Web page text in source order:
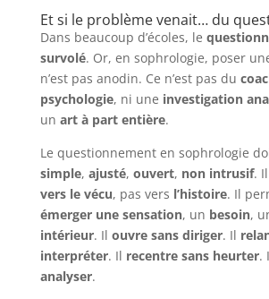
Et si le problème venait… du
Dans beaucoup d’écoles, le
survolé. Or, en sophrologie, poser
n’est pas anodin. Ce n’est pas du
psychologie, ni une investigation
un art à part entière.
Le questionnement en sophrologie
simple, ajusté, ouvert, non intrusif.
vers le vécu, pas vers l’histoire. Il
émerger une sensation, un besoin,
intérieur. Il ouvre sans diriger. Il
interpréter. Il recentre sans heurter.
analyser.